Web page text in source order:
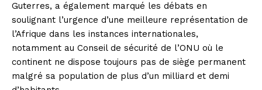
Guterres, a également marqué les débats en
soulignant l’urgence d’une meilleure représentation de
l’Afrique dans les instances internationales,
notamment au Conseil de sécurité de l’ONU où le
continent ne dispose toujours pas de siège permanent
malgré sa population de plus d’un milliard et demi